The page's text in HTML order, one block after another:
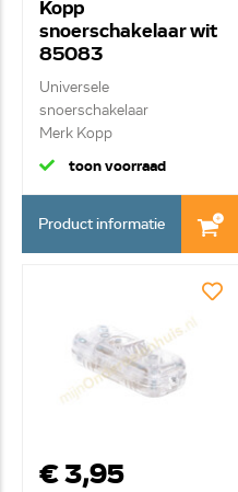
Kopp
snoerschakelaar wit
85083
Universele
snoerschakelaar
Merk Kopp
Enkelpolig geschakeld...
toon voorraad
Product informatie
€ 3,95